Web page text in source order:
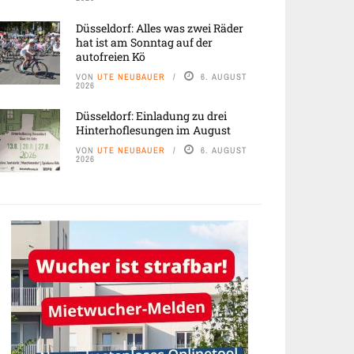
Düsseldorf: Alles was zwei Räder
hat ist am Sonntag auf der
autofreien Kö
VON UTE NEUBAUER 6. AUGUST
2026
Düsseldorf: Einladung zu drei
Hinterhoflesungen im August
VON UTE NEUBAUER 6. AUGUST
2026